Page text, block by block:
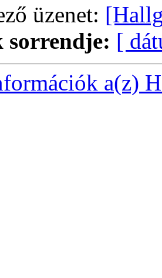
üzenet:
sorrendje: [
a(z)